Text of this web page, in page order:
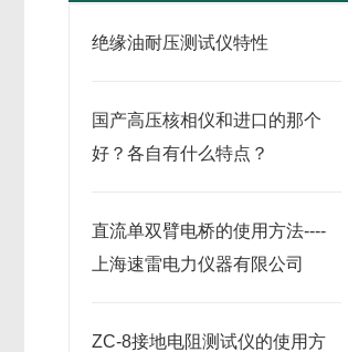
绝缘油耐压测试仪特性
国产高压核相仪和进口的那个
好？各自有什么特点？
直流单双臂电桥的使用方法----
上海速雷电力仪器有限公司
ZC-8接地电阻测试仪的使用方